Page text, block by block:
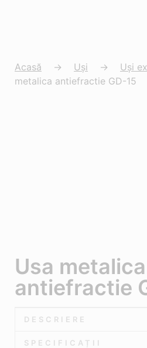
Acasă → Uși → Uși
metalica antiefractie GD-15
Usa metalica
antiefractie
DESCRIERE
SPECIFICAȚII